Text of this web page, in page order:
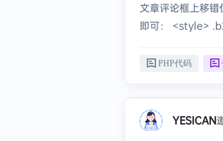
文章评论框上移
即可： <style>
PHP代码
YESICAN